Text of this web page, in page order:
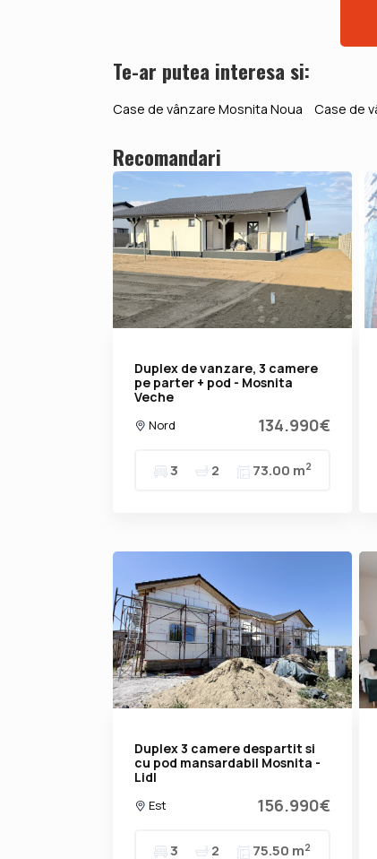
Te-ar putea interesa si:
Case de vânzare Mosnita Noua Case de
Recomandari
Duplex de vanzare, 3 camere
pe parter + pod - Mosnita
Veche
Nord 134.990€
3 2 73.00 m2
Duplex 3 camere despartit si
cu pod mansardabil Mosnita -
Lidl
Est 156.990€
3 2 75.50 m2